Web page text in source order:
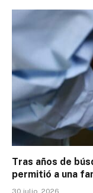
Tras años de
permitió a una
30 julio, 2026